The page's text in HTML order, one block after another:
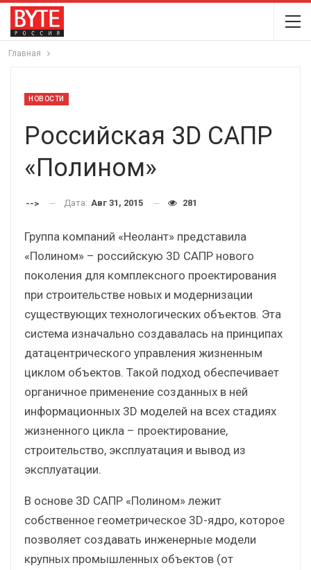
Главная
НОВОСТИ
Российская 3D САПР
«Полином»
--> Дата: Авг 31, 2015 281
Группа компаний «Неолант» представила
«Полином» – российскую 3D САПР нового
поколения для комплексного проектирования
при строительстве новых и модернизации
существующих технологических объектов. Эта
система изначально создавалась на принципах
датацентрического управления жизненным
циклом объектов. Такой подход обеспечивает
органичное применение созданных в ней
информационных 3D моделей на всех стадиях
жизненного цикла – проектирование,
строительство, эксплуатация и вывод из
эксплуатации.
В основе 3D САПР «Полином» лежит
собственное геометрическое 3D-ядро, которое
позволяет создавать инженерные модели
крупных промышленных объектов (от